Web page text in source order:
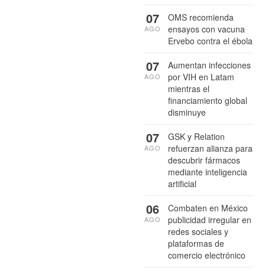
OMS recomienda
ensayos con vacuna
Ervebo contra el ébola
07
AGO
Aumentan infecciones
por VIH en Latam
mientras el
financiamiento global
disminuye
07
AGO
GSK y Relation
refuerzan alianza para
descubrir fármacos
mediante inteligencia
artificial
07
AGO
Combaten en México
publicidad irregular en
redes sociales y
plataformas de
comercio electrónico
06
AGO